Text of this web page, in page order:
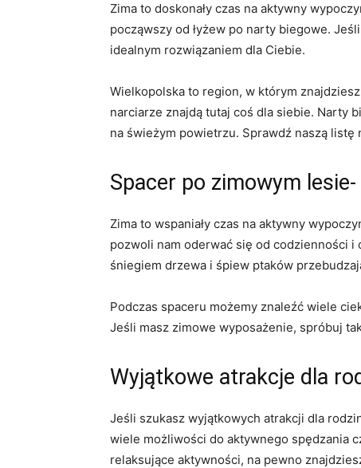
Zima to doskonały czas ⁣na ⁣aktywny
począwszy od łyżew po narty⁤ biegowe.
idealnym rozwiązaniem dla Ciebie.
Wielkopolska to region, w⁣ którym
narciarze znajdą tutaj coś dla‌ siebie.​ Narty
na świeżym powietrzu. Sprawdź naszą
Spacer po⁤ zimowym​
Zima to‍ wspaniały czas na ⁢aktywny
pozwoli nam oderwać ⁢się od ⁣codzienności
śniegiem drzewa i śpiew ptaków
Podczas spaceru‍ możemy znaleźć wiele
Jeśli masz zimowe wyposażenie, spróbuj
Wyjątkowe atrakcje dla
Jeśli szukasz wyjątkowych atrakcji dla
wiele możliwości do aktywnego spędzania
relaksujące ​aktywności, ⁤na pewno